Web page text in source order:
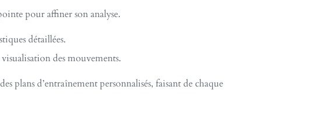
pour affiner son analyse.
détaillées.
des mouvements.
plans d’entraînement personnalisés, faisant de chaque